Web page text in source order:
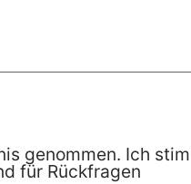
genommen. Ich
für Rückfragen